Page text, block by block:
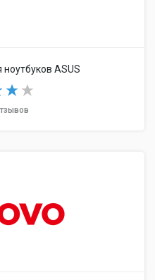
ASUS